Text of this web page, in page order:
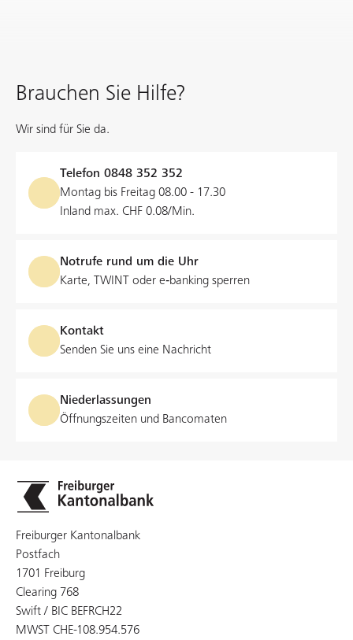
Brauchen Sie Hilfe?
Wir sind für Sie da.
Telefon 0848 352 352
Montag bis Freitag 08.00 - 17.30
Inland max. CHF 0.08/Min.
Notrufe rund um die Uhr
Karte, TWINT oder e‑banking sperren
Kontakt
Senden Sie uns eine Nachricht
Niederlassungen
Öffnungszeiten und Bancomaten
Freiburger Kantonalbank
Postfach
1701 Freiburg
Clearing 768
Swift / BIC BEFRCH22
MWST CHE-108.954.576